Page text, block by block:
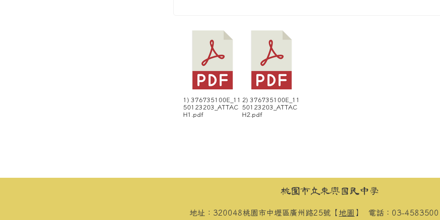
1) 376735100E_11
50123203_ATTAC
H1.pdf
2) 376735100E_11
50123203_ATTAC
H2.pdf
桃園市立東興國民中學
地址：320048桃園市中壢區廣州路25號【 地圖 】 電話：03-4583500